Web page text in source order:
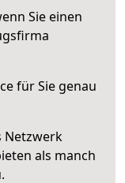
Sie einen
für Sie genau
Netzwerk
als manch